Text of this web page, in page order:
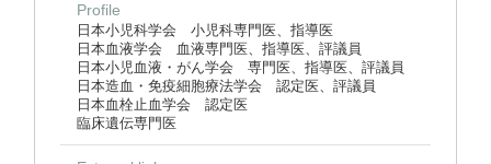
Profile
日本小児科学会 小児科専門医、指導医
日本血液学会 血液専門医、指導医、評議員
日本小児血液・がん学会 専門医、指導医、評議員
日本造血・免疫細胞療法学会 認定医、評議員
日本血栓止血学会 認定医
臨床遺伝専門医